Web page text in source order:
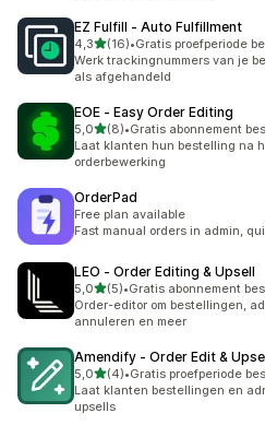
EZ Fulfill ‑ Auto Fulfillment
4,3van 5 sterren
(16)
16 recensies in totaal
•Gratis proefperiode
Werk trackingnummers van je
als afgehandeld
EOE ‑ Easy Order Editing
5,0van 5 sterren
(8)
8 recensies in totaal
•Gratis abonnement
Laat klanten hun bestelling na
orderbewerking
OrderPad
Free plan available
Fast manual orders in admin,
LEO ‑ Order Editing & Upsell
5,0van 5 sterren
(5)
5 recensies in totaal
•Gratis abonnement
Order-editor om bestellingen,
annuleren en meer
Amendify ‑ Order Edit &
5,0van 5 sterren
(4)
4 recensies in totaal
•Gratis proefperiode
Laat klanten bestellingen en
upsells